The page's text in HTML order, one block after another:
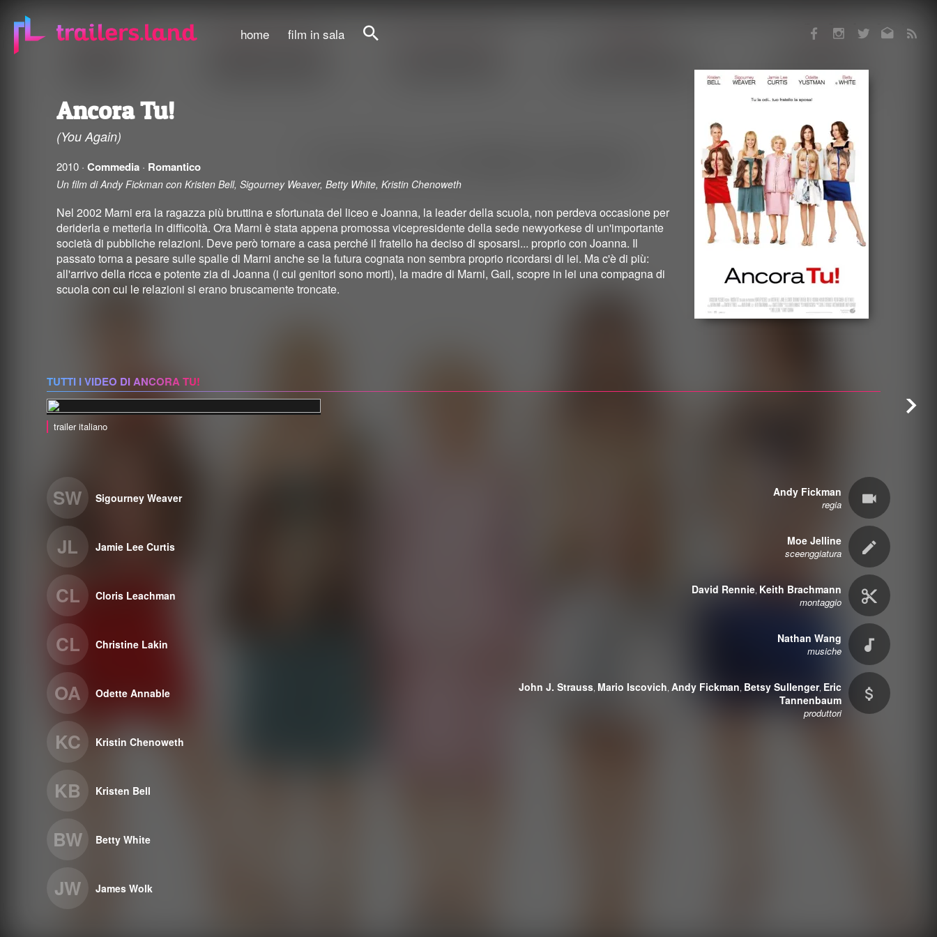
home film in sala
Ancora Tu!
(You Again)
2010 · Commedia· Romantico
Un film di Andy Fickman con Kristen Bell, Sigourney Weaver, Betty White, Kristin Chenoweth
Nel 2002 Marni era la ragazza più bruttina e sfortunata del liceo e Joanna, la leader della scuola, non perdeva occasione per
deriderla e metterla in difficoltà. Ora Marni è stata appena promossa vicepresidente della sede newyorkese di un'importante
società di pubbliche relazioni. Deve però tornare a casa perché il fratello ha deciso di sposarsi... proprio con Joanna. Il
passato torna a pesare sulle spalle di Marni anche se la futura cognata non sembra proprio ricordarsi di lei. Ma c'è di più:
all'arrivo della ricca e potente zia di Joanna (i cui genitori sono morti), la madre di Marni, Gail, scopre in lei una compagna di
scuola con cui le relazioni si erano bruscamente troncate.
TUTTI I VIDEO DI ANCORA TU!
trailer italiano
SW Sigourney Weaver
JL Jamie Lee Curtis
CL Cloris Leachman
CL Christine Lakin
OA Odette Annable
KC Kristin Chenoweth
KB Kristen Bell
BW Betty White
JW James Wolk
Andy Fickman
regia
Moe Jelline
sceenggiatura
David Rennie, Keith Brachmann
montaggio
Nathan Wang
musiche
John J. Strauss, Mario Iscovich, Andy Fickman, Betsy Sullenger, Eric
Tannenbaum
produttori